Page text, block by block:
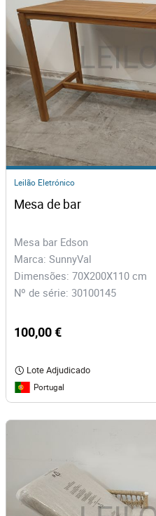
Leilão Eletrónico
Mesa de bar
Mesa bar Edson
Marca: SunnyVal
Dimensões: 70X200X110 cm
Nº de série: 30100145
100,00 €
Lote Adjudicado
Portugal